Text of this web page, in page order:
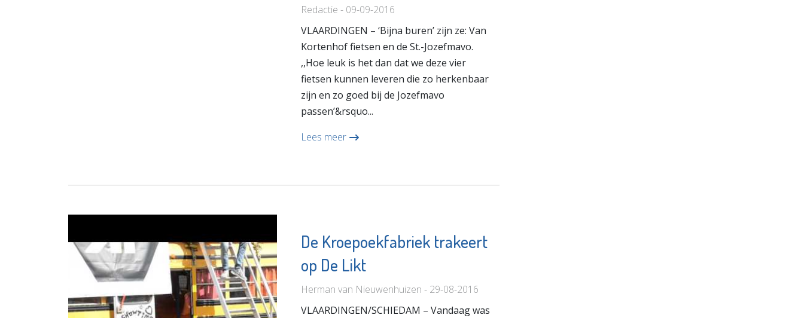
Redactie - 09-09-2016
VLAARDINGEN – ‘Bijna buren’ zijn ze: Van
Kortenhof fietsen en de St.-Jozefmavo.
,,Hoe leuk is het dan dat we deze vier
fietsen kunnen leveren die zo herkenbaar
zijn en zo goed bij de Jozefmavo
passen’&rsquo...
Lees meer
De Kroepoekfabriek trakeert
op De Likt
Herman van Nieuwenhuizen - 29-08-2016
VLAARDINGEN/SCHIEDAM – Vandaag was